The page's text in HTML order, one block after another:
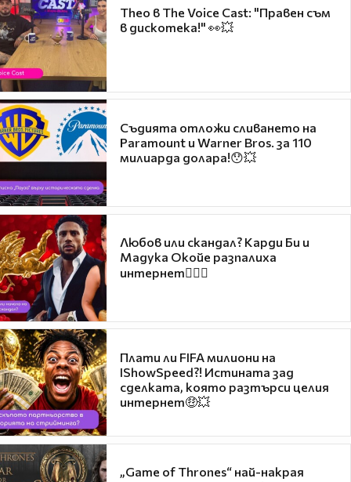
Theo в The Voice Cast: "Правен съм
в дискотека!" 👀💥
Съдията отложи сливането на
Paramount и Warner Bros. за 110
милиарда долара!😯💥
Любов или скандал? Карди Би и
Мадука Окойе разпалиха
интернет❤️‍🔥🔥
Плати ли FIFA милиони на
IShowSpeed?! Истината зад
сделката, която разтърси целия
интернет🤑💥
„Game of Thrones“ най-накрая